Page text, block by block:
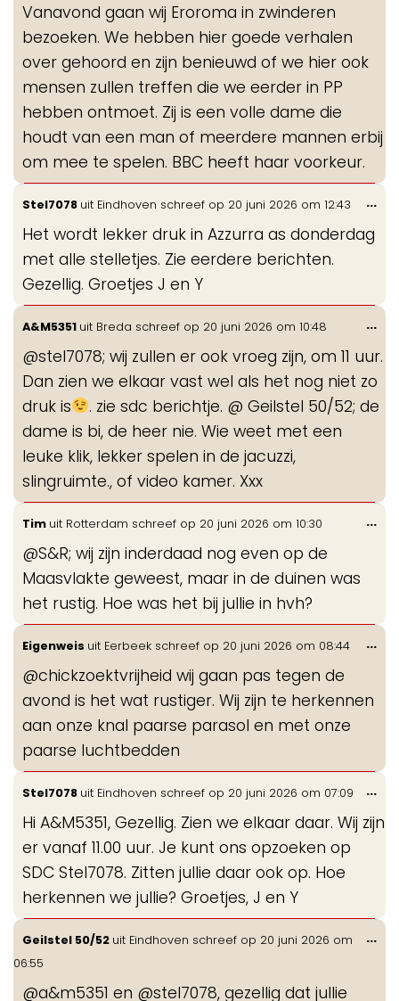
Vanavond gaan wij Eroroma in zwinderen
bezoeken. We hebben hier goede verhalen
over gehoord en zijn benieuwd of we hier ook
mensen zullen treffen die we eerder in PP
hebben ontmoet. Zij is een volle dame die
houdt van een man of meerdere mannen erbij
om mee te spelen. BBC heeft haar voorkeur.
Stel7078 uit Eindhoven schreef op 20 juni 2026 om 12:43
Het wordt lekker druk in Azzurra as donderdag
met alle stelletjes. Zie eerdere berichten.
Gezellig. Groetjes J en Y
...
A&M5351 uit Breda schreef op 20 juni 2026 om 10:48
@stel7078; wij zullen er ook vroeg zijn, om 11 uur.
Dan zien we elkaar vast wel als het nog niet zo
druk is
. zie sdc berichtje. @ Geilstel 50/52; de
dame is bi, de heer nie. Wie weet met een
leuke klik, lekker spelen in de jacuzzi,
slingruimte., of video kamer. Xxx
...
Tim uit Rotterdam schreef op 20 juni 2026 om 10:30
@S&R; wij zijn inderdaad nog even op de
Maasvlakte geweest, maar in de duinen was
het rustig. Hoe was het bij jullie in hvh?
...
Eigenweis uit Eerbeek schreef op 20 juni 2026 om 08:44
@chickzoektvrijheid wij gaan pas tegen de
avond is het wat rustiger. Wij zijn te herkennen
aan onze knal paarse parasol en met onze
paarse luchtbedden
...
Stel7078 uit Eindhoven schreef op 20 juni 2026 om 07:09
Hi A&M5351, Gezellig. Zien we elkaar daar. Wij zijn
er vanaf 11.00 uur. Je kunt ons opzoeken op
SDC Stel7078. Zitten jullie daar ook op. Hoe
herkennen we jullie? Groetjes, J en Y
...
Geilstel 50/52 uit Eindhoven schreef op 20 juni 2026 om
06:55
@a&m5351 en @stel7078, gezellig dat jullie
...